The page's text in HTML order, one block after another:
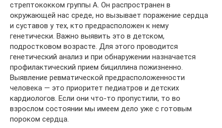
стрептококком группы А. Он распространен в
окружающей нас среде, но вызывает поражение сердца
и суставов у тех, кто предрасположен к нему
генетически. Важно выявить это в детском,
подростковом возрасте. Для этого проводится
генетический анализ и при обнаружении назначается
профилактический прием бициллина пожизненно.
Выявление ревматической предрасположенности
человека — это приоритет педиатров и детских
кардиологов. Если они что-то пропустили, то во
взрослом состоянии мы имеем дело уже с готовым
пороком сердца.